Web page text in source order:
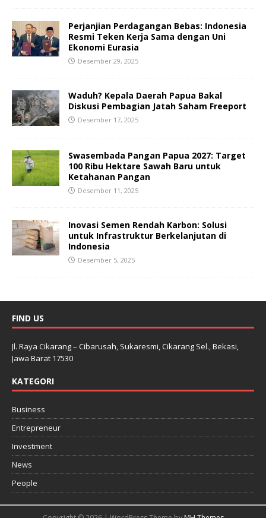
Perjanjian Perdagangan Bebas: Indonesia
Resmi Teken Kerja Sama dengan Uni
Ekonomi Eurasia
Desember 29, 2025
Waduh? Kepala Daerah Papua Bakal
Diskusi Pembagian Jatah Saham Freeport
Desember 17, 2025
Swasembada Pangan Papua 2027: Target
100 Ribu Hektare Sawah Baru untuk
Ketahanan Pangan
Desember 11, 2025
Inovasi Semen Rendah Karbon: Solusi
untuk Infrastruktur Berkelanjutan di
Indonesia
Desember 5, 2025
FIND US
Jl. Raya Cikarang – Cibarusah, Sukaresmi, Cikarang Sel., Bekasi,
Jawa Barat 17530
KATEGORI
Business
Entrepreneur
Investment
News
People